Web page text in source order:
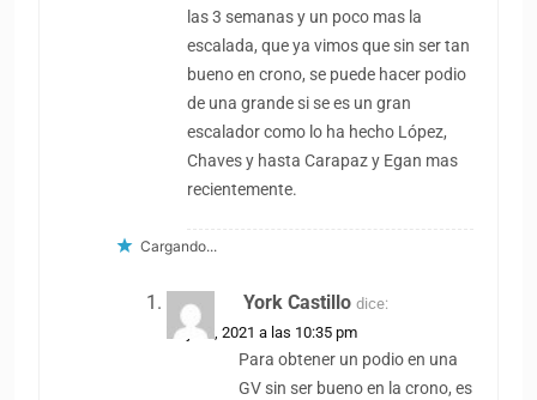
las 3 semanas y un poco mas la
escalada, que ya vimos que sin ser tan
bueno en crono, se puede hacer podio
de una grande si se es un gran
escalador como lo ha hecho López,
Chaves y hasta Carapaz y Egan mas
recientemente.
Cargando...
York Castillo dice:
22 julio, 2021 a las 10:35 pm
Para obtener un podio en una
GV sin ser bueno en la crono, es